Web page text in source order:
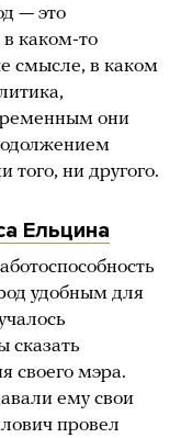
— это
каком-то
смысле, в каком
они
того, ни другого.
Ельцина
удобным для
сказать
своего мэра.
ему свои
провел